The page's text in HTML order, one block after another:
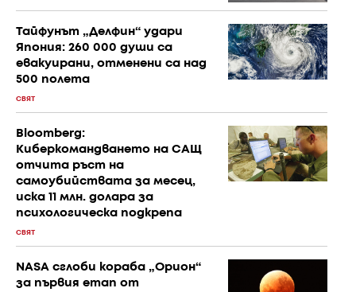
Тайфунът „Делфин“ удари
Япония: 260 000 души са
евакуирани, отменени са над
500 полета
СВЯТ
Bloomberg:
Киберкомандването на САЩ
отчита ръст на
самоубийствата за месец,
иска 11 млн. долара за
психологическа подкрепа
СВЯТ
NASA сглоби кораба „Орион“
за първия етап от